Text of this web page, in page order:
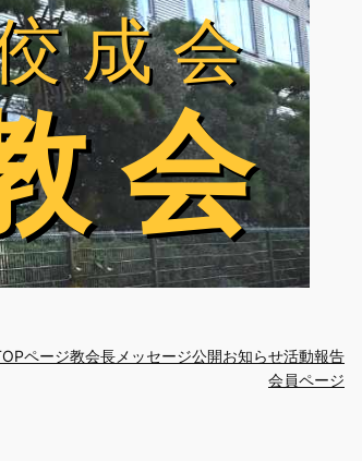
成会
成会
会
会
ページ教会長メッセージ公開お知らせ活動報告
会員ページ